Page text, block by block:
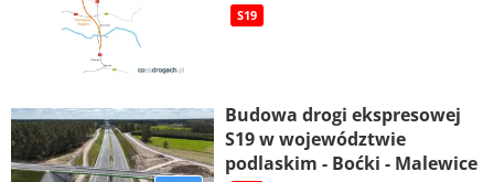
S19
Budowa drogi ekspresowej
S19 w województwie
podlaskim - Boćki - Malewice